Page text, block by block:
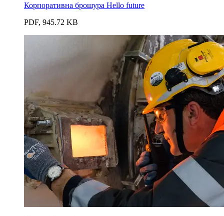
Корпоративна брошура Hello future
PDF, 945.72 KB